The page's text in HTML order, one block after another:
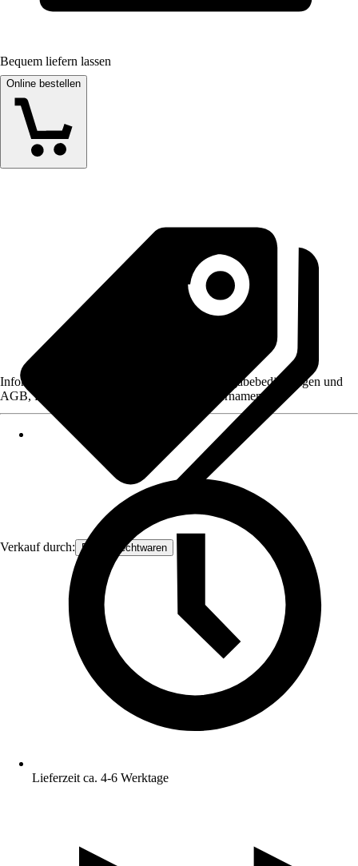
Bequem liefern lassen
Online bestellen
Verkauf durch: Frank Flechtwaren
Informationen des Verkäufers, wie z. B. Rückgabebedingungen und
AGB, finden Sie bei Klick auf den Verkäufernamen.
Lieferzeit ca. 4-6 Werktage